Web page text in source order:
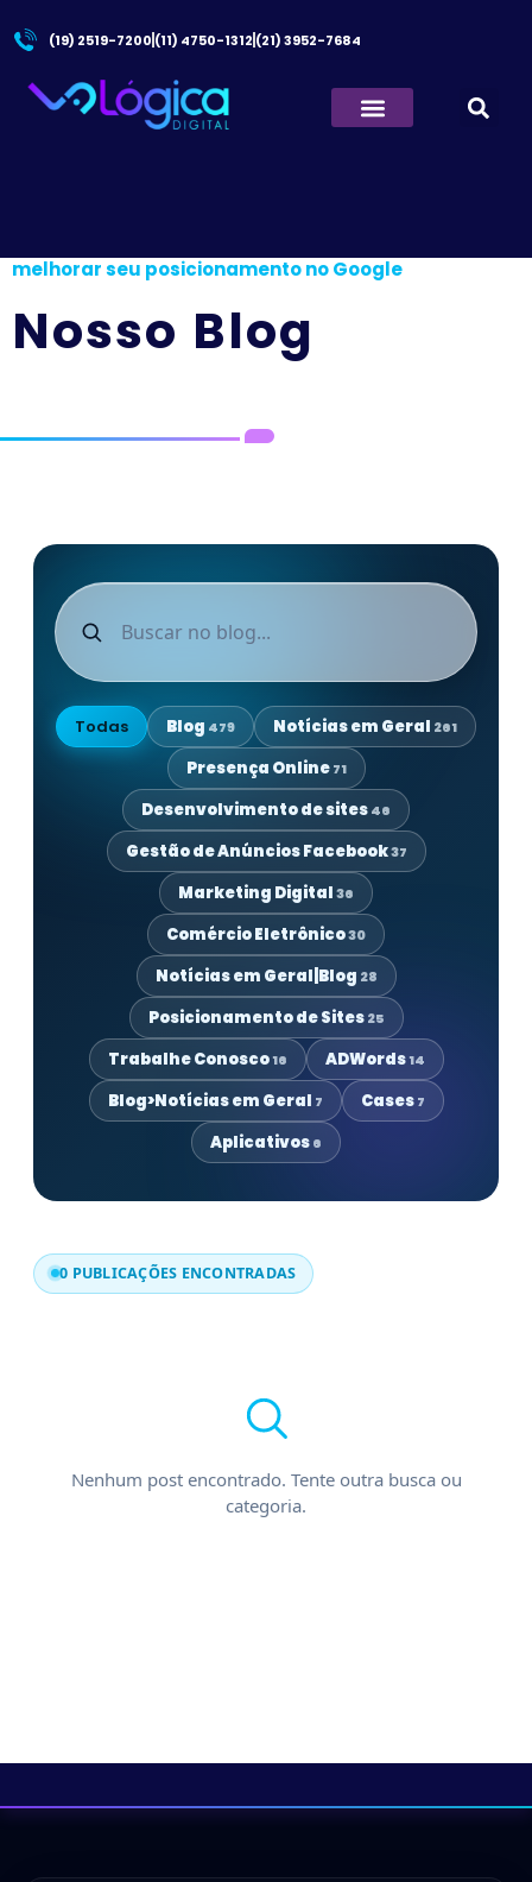
(19) 2519-7200 (11) 4750-1312 (21) 3952-7684
melhorar seu posicionamento no Google
Nosso Blog
Todas Blog 479 Notícias em Geral 261
Presença Online71
Desenvolvimento de sites46
Gestão de Anúncios Facebook37
Marketing Digital36
Comércio Eletrônico30
Notícias em Geral|Blog 28
Posicionamento de Sites25
Trabalhe Conosco16 ADWords14
Blog>Notícias em Geral 7 Cases7
Aplicativos6
0 PUBLICAÇÕES ENCONTRADAS
Nenhum post encontrado. Tente outra busca ou
categoria.